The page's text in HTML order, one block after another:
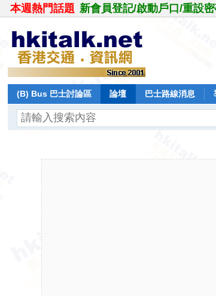
本週熱門話題 新會員登記/啟動戶口/重設
(B) Bus 巴士討論區 論壇 巴士路線消息